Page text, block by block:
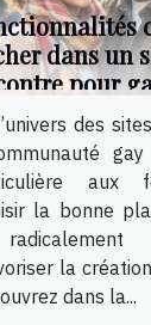
dans un
pour
des
aux
la bonne
la
dans la...